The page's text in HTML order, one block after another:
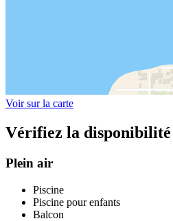
Voir sur la carte
Vérifiez la disponibilité
Plein air
Piscine
Piscine pour enfants
Balcon